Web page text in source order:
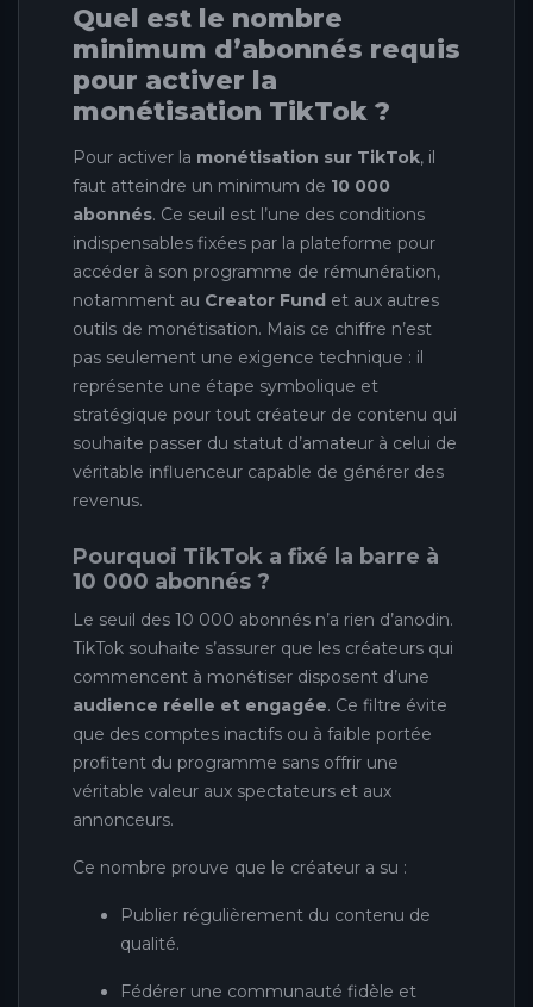
Quel est le nombre
minimum d’abonnés requis
pour activer la
monétisation TikTok ?
Pour activer la monétisation sur TikTok, il
faut atteindre un minimum de 10 000
abonnés. Ce seuil est l’une des conditions
indispensables fixées par la plateforme pour
accéder à son programme de rémunération,
notamment au Creator Fund et aux autres
outils de monétisation. Mais ce chiffre n’est
pas seulement une exigence technique : il
représente une étape symbolique et
stratégique pour tout créateur de contenu qui
souhaite passer du statut d’amateur à celui de
véritable influenceur capable de générer des
revenus.
Pourquoi TikTok a fixé la barre à
10 000 abonnés ?
Le seuil des 10 000 abonnés n’a rien d’anodin.
TikTok souhaite s’assurer que les créateurs qui
commencent à monétiser disposent d’une
audience réelle et engagée. Ce filtre évite
que des comptes inactifs ou à faible portée
profitent du programme sans offrir une
véritable valeur aux spectateurs et aux
annonceurs.
Ce nombre prouve que le créateur a su :
Publier régulièrement du contenu de
qualité.
Fédérer une communauté fidèle et